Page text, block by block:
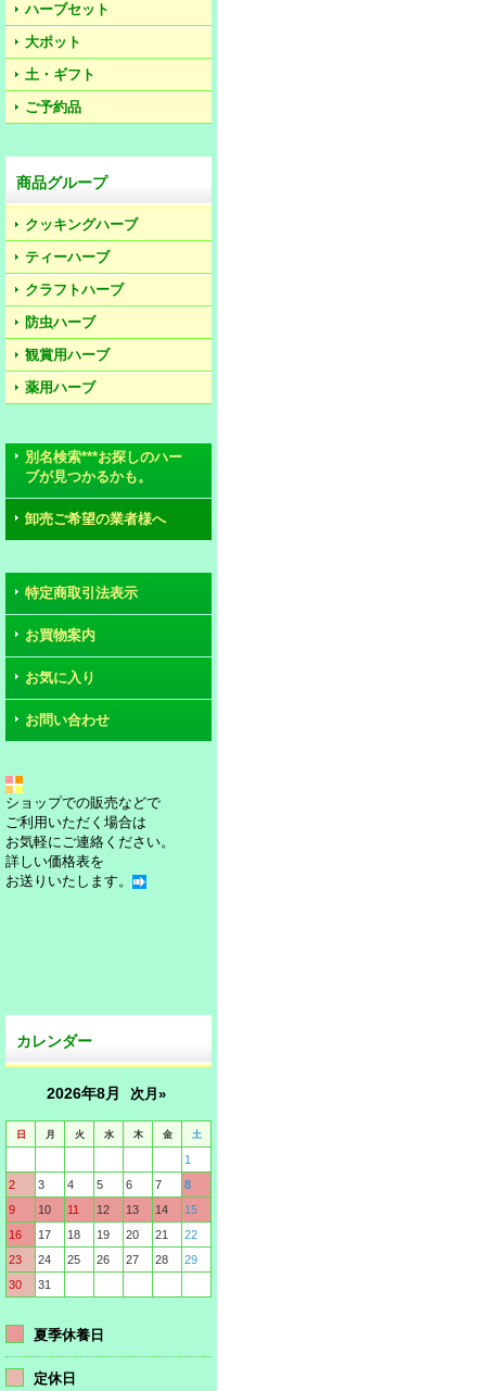
ハーブセット
大ポット
土・ギフト
ご予約品
商品グループ
クッキングハーブ
ティーハーブ
クラフトハーブ
防虫ハーブ
観賞用ハーブ
薬用ハーブ
別名検索***お探しのハー
ブが見つかるかも。
卸売ご希望の業者様へ
特定商取引法表示
お買物案内
お気に入り
お問い合わせ
ショップでの販売などで
ご利用いただく場合は
お気軽にご連絡ください。
詳しい価格表を
お送りいたします。
カレンダー
2026年8月 次月»
日 月 火 水 木 金 土
1
2
3 4 5 6 7
8
9
10 11 12 13 14
15
16
17 18 19 20 21
22
23
24 25 26 27 28
29
30
31
夏季休養日
定休日